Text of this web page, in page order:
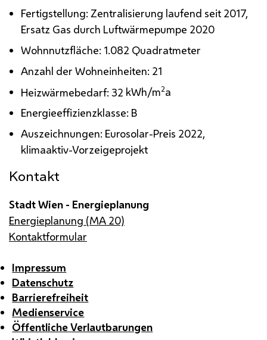
Fertigstellung: Zentralisierung laufend seit 2017,
Ersatz Gas durch Luftwärmepumpe 2020
Wohnnutzfläche: 1.082 Quadratmeter
Anzahl der Wohneinheiten: 21
Heizwärmebedarf: 32 kWh/m2a
Energieeffizienzklasse: B
Auszeichnungen: Eurosolar-Preis 2022,
klimaaktiv-Vorzeigeprojekt
Kontakt
Stadt Wien - Energieplanung
Energieplanung (MA 20)
Kontaktformular
Impressum
Datenschutz
Barrierefreiheit
Medienservice
Öffentliche Verlautbarungen